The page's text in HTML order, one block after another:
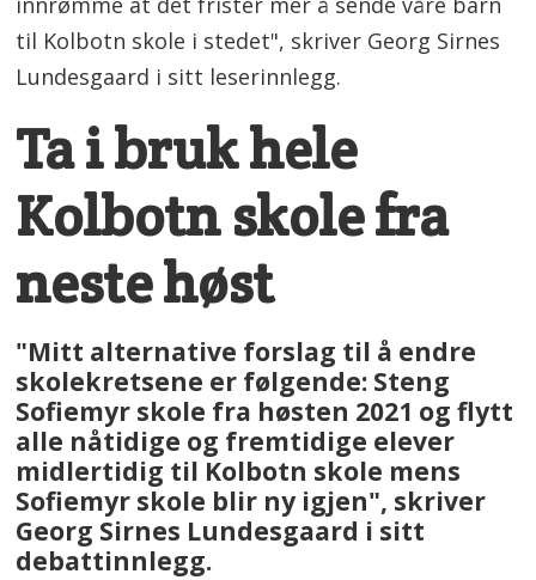
til Kolbotn skole i stedet", skriver Georg Sirnes
Lundesgaard i sitt leserinnlegg.
Ta i bruk hele
Kolbotn skole fra
neste høst
"Mitt alternative forslag til å endre
skolekretsene er følgende: Steng
Sofiemyr skole fra høsten 2021 og flytt
alle nåtidige og fremtidige elever
midlertidig til Kolbotn skole mens
Sofiemyr skole blir ny igjen", skriver
Georg Sirnes Lundesgaard i sitt
debattinnlegg.